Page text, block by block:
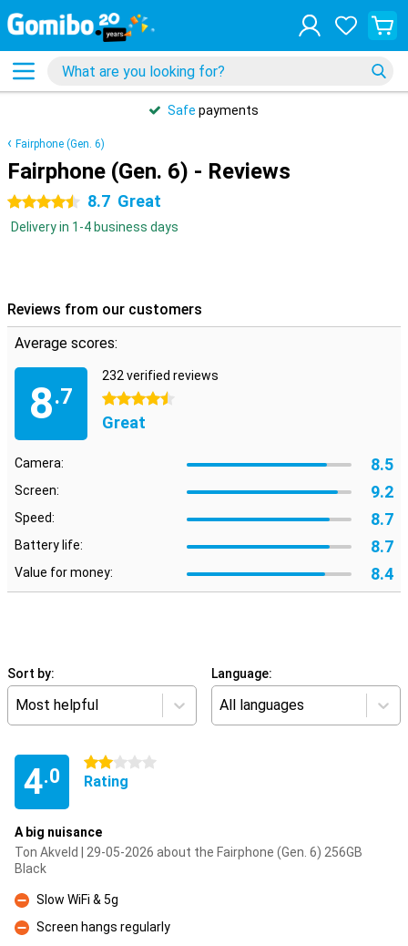
31 daysfreereturns
Fairphone (Gen. 6)
Fairphone (Gen. 6) - Reviews
4.5 stars 8.7 Great
Delivery in 1-4 business days
Reviews from our customers
Average scores:
8.7
232 verified reviews
4.5 stars
Great
Camera: 8.5
Screen: 9.2
Speed: 8.7
Battery life: 8.7
Value for money: 8.4
Sort by:
Most helpful
Language:
All languages
4.0
2 stars
Rating
A big nuisance
Ton Akveld | 29-05-2026 about the Fairphone (Gen. 6) 256GB
Black
Con
Slow WiFi & 5g
Con
Screen hangs regularly